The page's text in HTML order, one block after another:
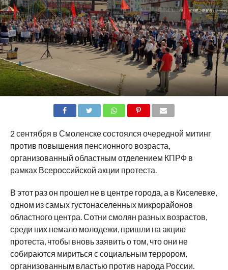
2 сентября в Смоленске состоялся очередной митинг
против повышения пенсионного возраста,
организованный областным отделением КПРФ в
рамках Всероссийской акции протеста.
В этот раз он прошел не в центре города, а в Киселевке,
одном из самых густонаселенных микрорайонов
областного центра. Сотни смолян разных возрастов,
среди них немало молодежи, пришли на акцию
протеста, чтобы вновь заявить о том, что они не
собираются мириться с социальным террором,
организованным властью против народа России.